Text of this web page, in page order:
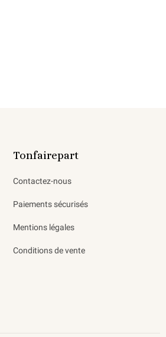
Tonfairepart
Contactez-nous
Paiements sécurisés
Mentions légales
Conditions de vente